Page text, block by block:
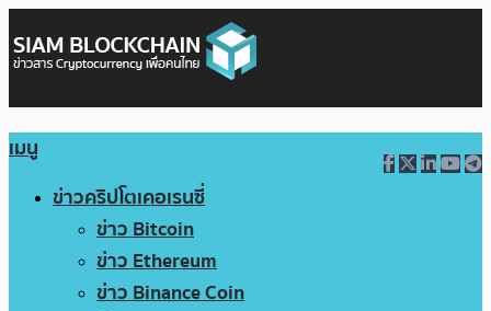
เมนู
ข่าวคริปโตเคอเรนซี่
ข่าว Bitcoin
ข่าว Ethereum
ข่าว Binance Coin